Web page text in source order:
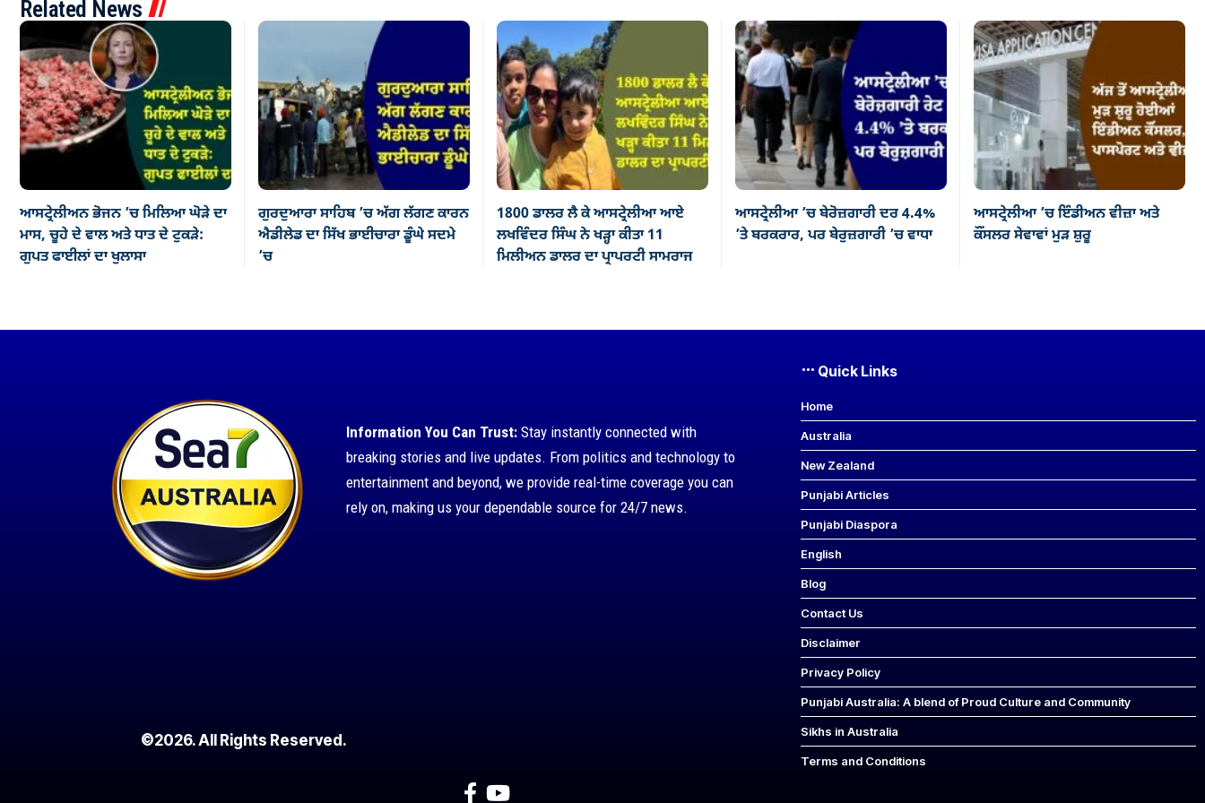
Related News
ਆਸਟ੍ਰੇਲੀਅਨ ਭੋਜਨ ’ਚ ਮਿਲਿਆ ਘੋੜੇ ਦਾ
ਮਾਸ, ਚੂਹੇ ਦੇ ਵਾਲ ਅਤੇ ਧਾਤ ਦੇ ਟੁਕੜੇ:
ਗੁਪਤ ਫਾਈਲਾਂ ਦਾ ਖੁਲਾਸਾ
ਗੁਰਦੁਆਰਾ ਸਾਹਿਬ ’ਚ ਅੱਗ ਲੱਗਣ ਕਾਰਨ
ਐਡੀਲੇਡ ਦਾ ਸਿੱਖ ਭਾਈਚਾਰਾ ਡੂੰਘੇ ਸਦਮੇ
’ਚ
1800 ਡਾਲਰ ਲੈ ਕੇ ਆਸਟ੍ਰੇਲੀਆ ਆਏ
ਲਖਵਿੰਦਰ ਸਿੰਘ ਨੇ ਖੜ੍ਹਾ ਕੀਤਾ 11
ਮਿਲੀਅਨ ਡਾਲਰ ਦਾ ਪ੍ਰਾਪਰਟੀ ਸਾਮਰਾਜ
ਆਸਟ੍ਰੇਲੀਆ ’ਚ ਬੇਰੋਜ਼ਗਾਰੀ ਦਰ 4.4%
’ਤੇ ਬਰਕਰਾਰ, ਪਰ ਬੇਰੁਜ਼ਗਾਰੀ ’ਚ ਵਾਧਾ
ਆਸਟ੍ਰੇਲੀਆ ’ਚ ਇੰਡੀਅਨ ਵੀਜ਼ਾ ਅਤੇ
ਕੌਂਸਲਰ ਸੇਵਾਵਾਂ ਮੁੜ ਸ਼ੁਰੂ
Information You Can Trust: Stay instantly connected with
breaking stories and live updates. From politics and technology to
entertainment and beyond, we provide real-time coverage you can
rely on, making us your dependable source for 24/7 news.
Quick Links
Home
Australia
New Zealand
Punjabi Articles
Punjabi Diaspora
English
Blog
Contact Us
Disclaimer
Privacy Policy
Punjabi Australia: A blend of Proud Culture and Community
Sikhs in Australia
Terms and Conditions
©2026. All Rights Reserved.